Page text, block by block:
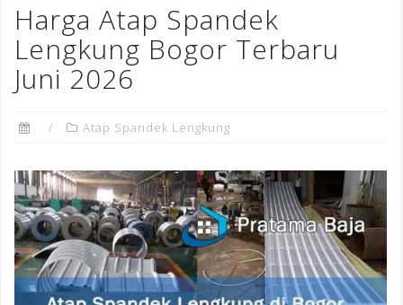
Harga Atap Spandek
Lengkung Bogor Terbaru
Juni 2026
Atap Spandek Lengkung